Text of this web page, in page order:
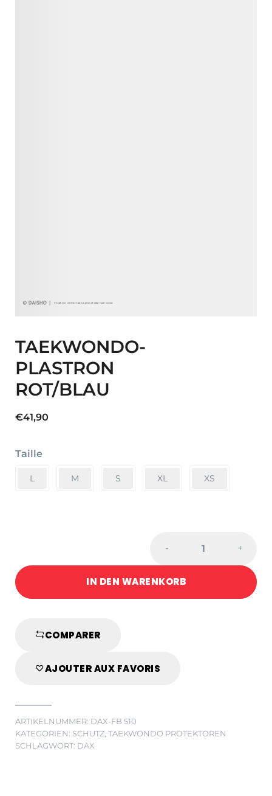
TAEKWONDO-
PLASTRON
ROT/BLAU
€41,90
Taille
L M S XL XS
PLASTRON
ROT/BLAU
quantity
- +
IN DEN WARENKORB
COMPARER
AJOUTER AUX FAVORIS
ARTIKELNUMMER: DAX-FB 510
KATEGORIEN: SCHUTZ TAEKWONDO PROTEKTOREN
SCHLAGWORT: DAX